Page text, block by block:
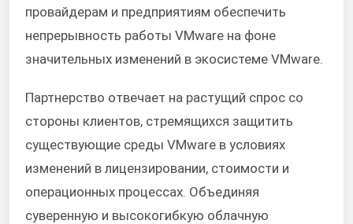
провайдерам и предприятиям обеспечить
непрерывность работы VMware на фоне
значительных изменений в экосистеме VMware.
Партнерство отвечает на растущий спрос со
стороны клиентов, стремящихся защитить
существующие среды VMware в условиях
изменений в лицензировании, стоимости и
операционных процессах. Объединяя
суверенную и высокогибкую облачную